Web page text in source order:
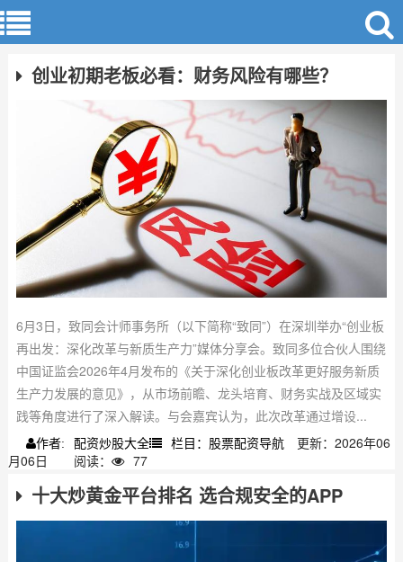
创业初期老板必看：财务风险有哪些？
6月3日，致同会计师事务所（以下简称“致同”）在深圳举办“创业板
再出发：深化改革与新质生产力”媒体分享会。致同多位合伙人围绕
中国证监会2026年4月发布的《关于深化创业板改革更好服务新质
生产力发展的意见》，从市场前瞻、龙头培育、财务实战及区域实
践等角度进行了深入解读。与会嘉宾认为，此次改革通过增设...
作者: 配资炒股大全 栏目：股票配资导航
更新：2026年06
月06日
阅读： 77
十大炒黄金平台排名 选合规安全的APP